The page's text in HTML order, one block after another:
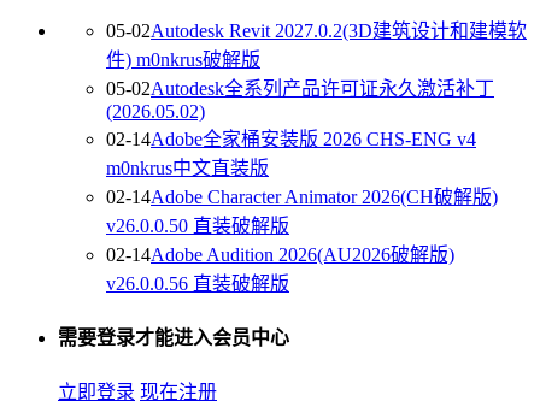
05-02Autodesk Revit 2027.0.2(3D建筑设计和建模软
件) m0nkrus破解版
05-02Autodesk全系列产品许可证永久激活补丁
(2026.05.02)
02-14Adobe全家桶安装版 2026 CHS-ENG v4
m0nkrus中文直装版
02-14Adobe Character Animator 2026(CH破解版)
v26.0.0.50 直装破解版
02-14Adobe Audition 2026(AU2026破解版)
v26.0.0.56 直装破解版
需要登录才能进入会员中心
立即登录 现在注册